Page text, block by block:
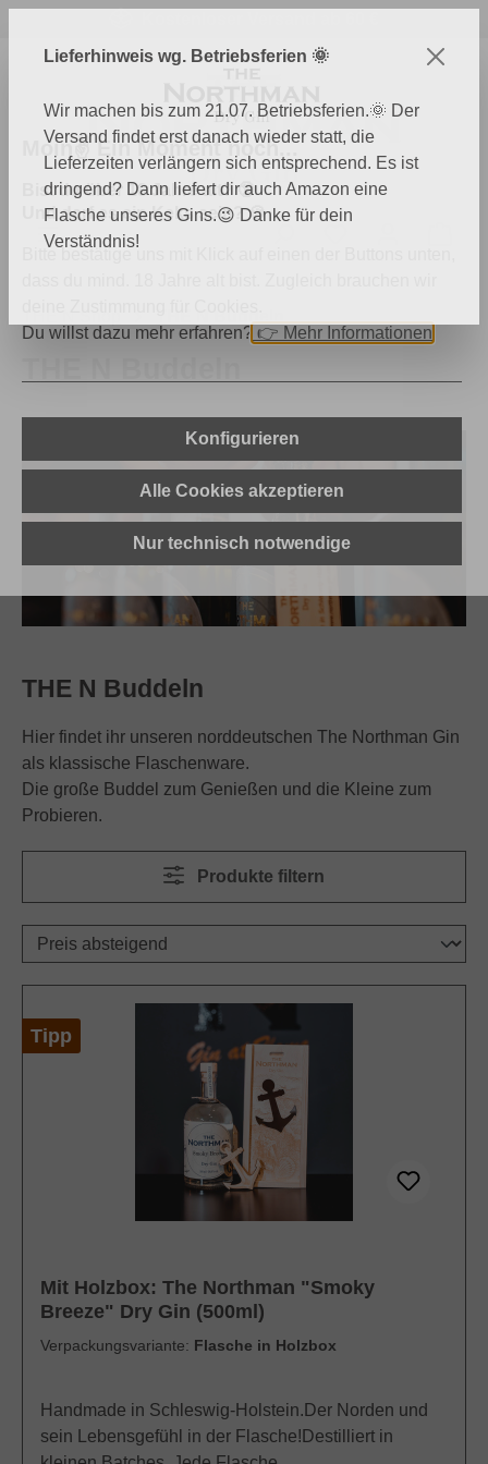
THE N Buddeln
Hier findet ihr unseren norddeutschen The Northman Gin
als klassische Flaschenware.
Die große Buddel zum Genießen und die Kleine zum
Probieren.
Produkte filtern
Tipp
Mit Holzbox: The Northman "Smoky
Breeze" Dry Gin (500ml)
Verpackungsvariante: Flasche in Holzbox
Handmade in Schleswig-Holstein.Der Norden und
sein Lebensgefühl in der Flasche!Destilliert in
Moin✌️ Ein Moment noch...
Bist du über 18 Jahre alt? 🔞
Und darf es ein Keks sein? 🍪
Du willst dazu mehr erfahren? 👉 Mehr Informationen
Konfigurieren
Alle Cookies akzeptieren
Nur technisch notwendige
Lieferhinweis wg. Betriebsferien 🌞
Wir machen bis zum 21.07. Betriebsferien.🌞 Der
Versand findet erst danach wieder statt, die
Lieferzeiten verlängern sich entsprechend. Es ist
dringend? Dann liefert dir auch Amazon eine
Flasche unseres Gins.😉 Danke für dein
Verständnis!